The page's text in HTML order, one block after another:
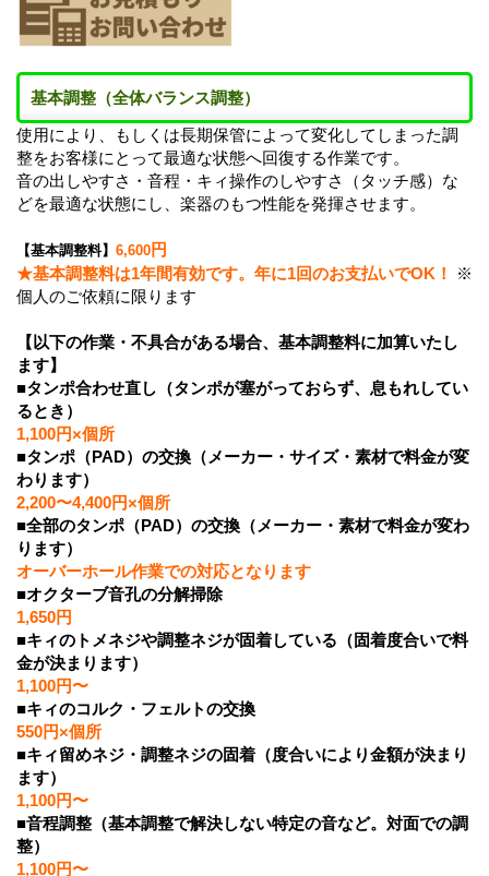
基本調整（全体バランス調整）
使用により、もしくは長期保管によって変化してしまった調
整をお客様にとって最適な状態へ回復する作業です。
音の出しやすさ・音程・キィ操作のしやすさ（タッチ感）な
どを最適な状態にし、楽器のもつ性能を発揮させます。
【基本調整料】 6,600 円
★基本調整料は1年間有効です。年に1回のお支払いでOK！
※
個人のご依頼に限ります
【以下の作業・不具合がある場合、基本調整料に加算いたし
ます】
■タンポ合わせ直し（タンポが塞がっておらず、息もれしてい
るとき）
1,100円×個所
■タンポ（PAD）の交換（メーカー・サイズ・素材で料金が変
わります）
2,200〜4,400円×個所
■全部のタンポ（PAD）の交換（メーカー・素材で料金が変わ
ります）
オーバーホール作業での対応となります
■オクターブ音孔の分解掃除
1,650円
■キィのトメネジや調整ネジが固着している（固着度合いで料
金が決まります）
1,100円〜
■キィのコルク・フェルトの交換
550円×個所
■キィ留めネジ・調整ネジの固着（度合いにより金額が決まり
ます）
1,100円〜
■音程調整（基本調整で解決しない特定の音など。対面での調
整）
1,100円〜